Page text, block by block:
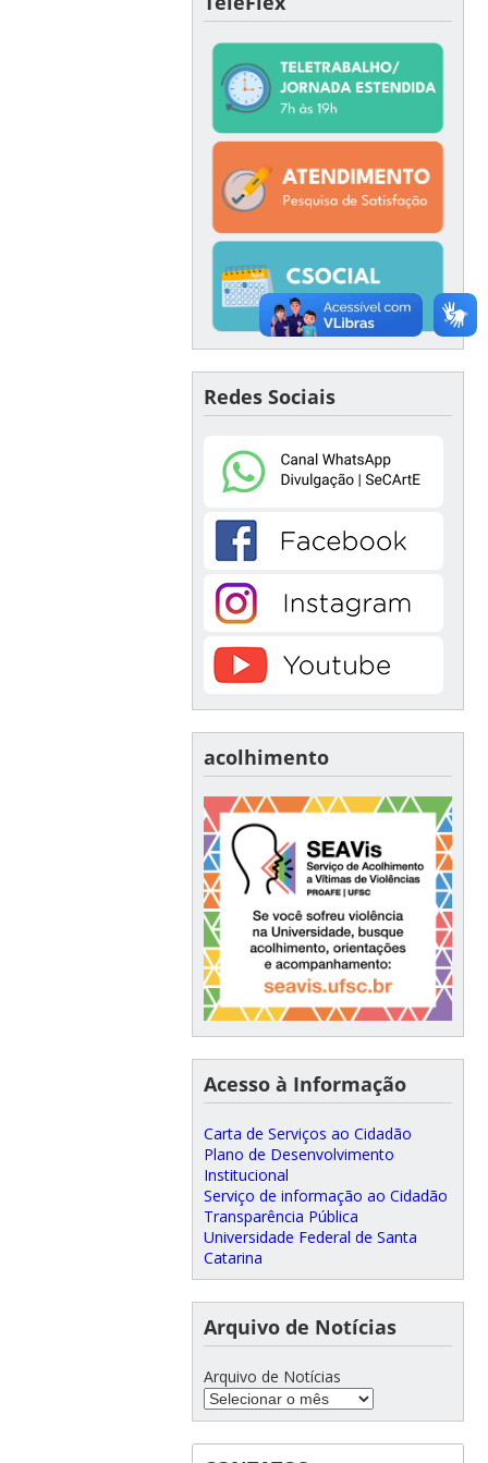
Redes Sociais
acolhimento
Acesso à Informação
Carta de Serviços ao Cidadão
Plano de Desenvolvimento
Institucional
Serviço de informação ao Cidadão
Transparência Pública
Universidade Federal de Santa
Catarina
Arquivo de Notícias
Arquivo de Notícias